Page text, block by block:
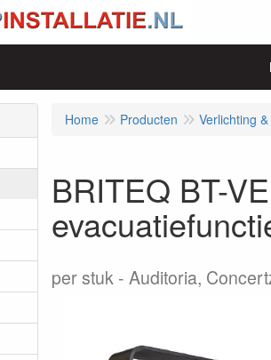
Home Producten Verlichting
BRITEQ BT-
per stuk Auditoria,